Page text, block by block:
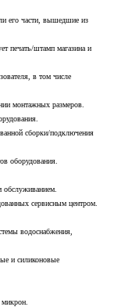
его части, вышедшие из
печать/штамп магазина и
в том числе
монтажных размеров.
сборки/подключения
оборудования.
обслуживанием.
сервисным центром.
водоснабжения,
и силиконовые